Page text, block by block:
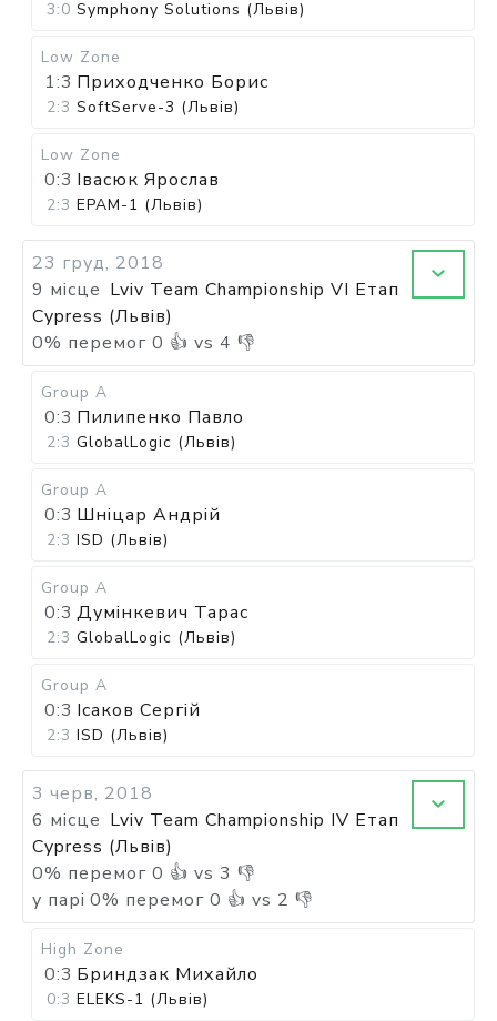
3:0 Symphony Solutions (Львів)
Low Zone
1:3 Приходченко Борис
2:3 SoftServe-3 (Львів)
Low Zone
0:3 Івасюк Ярослав
2:3 EPAM-1 (Львів)
23 груд, 2018
9 місце Lviv Team Championship VI Етап
Cypress (Львів)
0% перемог 0 👍 vs 4 👎
Group A
0:3 Пилипенко Павло
2:3 GlobalLogic (Львів)
Group A
0:3 Шніцар Андрій
2:3 ISD (Львів)
Group A
0:3 Думінкевич Тарас
2:3 GlobalLogic (Львів)
Group A
0:3 Ісаков Сергій
2:3 ISD (Львів)
3 черв, 2018
6 місце Lviv Team Championship IV Етап
Cypress (Львів)
0% перемог 0 👍 vs 3 👎
у парі 0% перемог 0 👍 vs 2 👎
High Zone
0:3 Бриндзак Михайло
0:3 ELEKS-1 (Львів)